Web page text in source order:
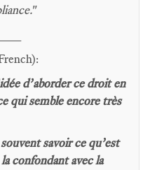
"
d’aborder ce droit en
qui semble encore très
savoir ce qu’est
confondant avec la